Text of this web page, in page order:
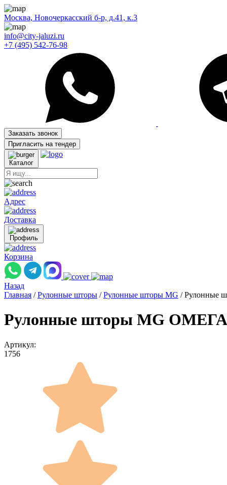
Москва, Новочеркасский б-р, д.41, к.3
info@city-jaluzi.ru
+7 (495) 542-76-98
Заказать звонок
Пригласить на тендер
Каталог
Адрес
Доставка
Профиль
Корзина
Назад
Главная / Рулонные шторы / Рулонные шторы MG / Рулонные
Рулонные шторы MG ОМЕГА
Артикул:
1756